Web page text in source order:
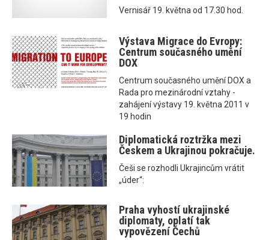
Vernisář 19. května od 17.30 hod.
Výstava Migrace do Evropy:
Centrum současného umění
DOX
Centrum současného umění DOX a
Rada pro mezinárodní vztahy -
zahájení výstavy 19. května 2011 v
19 hodin
Diplomatická roztržka mezi
Českem a Ukrajinou pokračuje.
Češi se rozhodli Ukrajincům vrátit
„úder“:
Praha vyhostí ukrajinské
diplomaty, oplatí tak
vypovězení Čechů